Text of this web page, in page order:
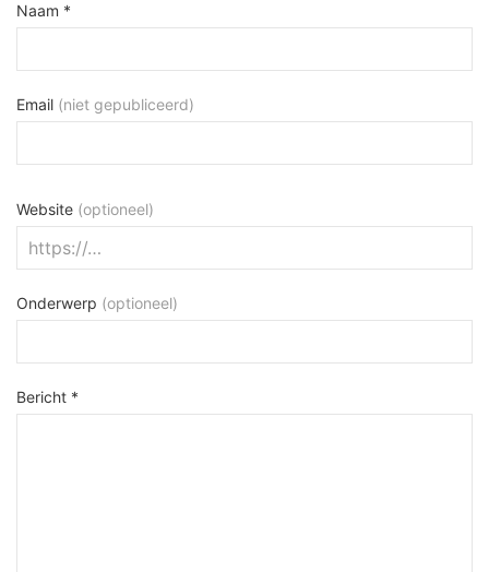
Naam *
Email (niet gepubliceerd)
Website (optioneel)
Onderwerp (optioneel)
Bericht *